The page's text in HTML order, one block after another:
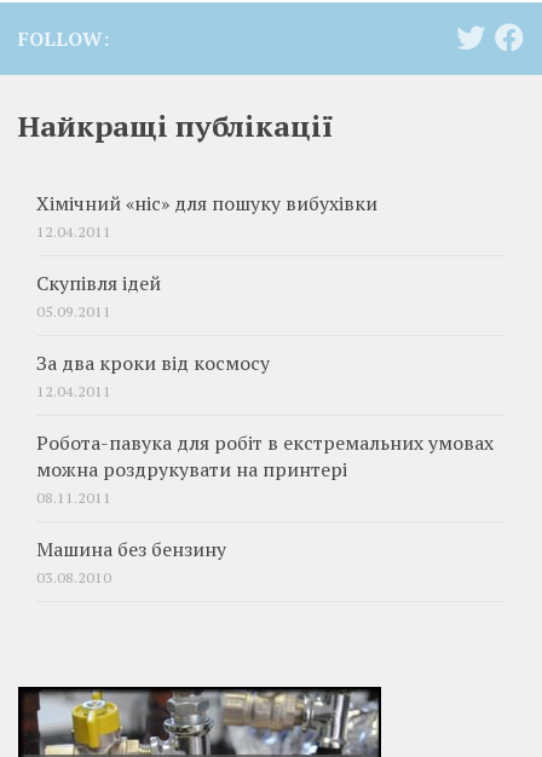
FOLLOW:
Найкращі публікації
Хімічний «ніс» для пошуку вибухівки
12.04.2011
Скупівля ідей
05.09.2011
За два кроки від космосу
12.04.2011
Робота-павука для робіт в екстремальних умовах
можна роздрукувати на принтері
08.11.2011
Машина без бензину
03.08.2010